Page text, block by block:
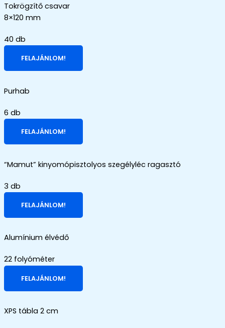
Tokrögzítő csavar
8×120 mm
40 db
FELAJÁNLOM!
Purhab
6 db
FELAJÁNLOM!
“Mamut” kinyomópisztolyos szegélyléc ragasztó
3 db
FELAJÁNLOM!
Alumínium élvédő
22 folyóméter
FELAJÁNLOM!
XPS tábla 2 cm